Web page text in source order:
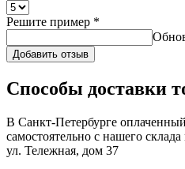
Решите пример *
Добавить отзыв
Способы доставки
В Санкт-Петербурге
самостоятельно с нашего склада
ул. Тележная, дом 37